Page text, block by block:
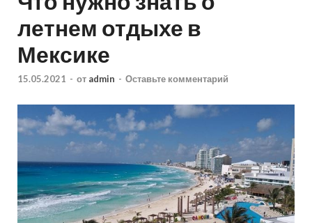
летнем отдыхе в
Мексике
15.05.2021 - от admin - Оставьте комментарий